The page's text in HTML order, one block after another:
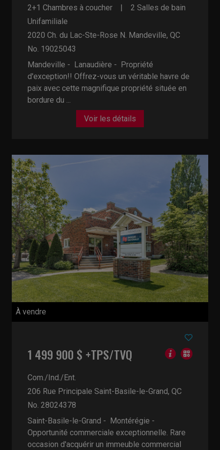
2+1 Chambres à coucher
2 Salles de bain
Unifamiliale
2020 Ch. du Lac-Ste-Rose N. Mandeville, QC
No. 19025043
Mandeville - Lanaudière - Propriété
d'exception!! Offrez-vous un véritable havre de
paix avec cette magnifique propriété située en
bordure du ...
Voir les détails
À vendre
1 499 900 $ +TPS/TVQ
Com./Ind./Ent.
206 Rue Principale Saint-Basile-le-Grand, QC
No. 28024378
Saint-Basile-le-Grand - Montérégie -
Opportunité commerciale exceptionnelle. Rare
occasion d'acquérir un immeuble commercial